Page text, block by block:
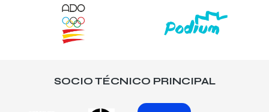
SOCIO TÉCNICO PRINCIPAL